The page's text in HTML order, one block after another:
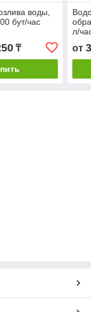
воды,
бут/час
₸
л/
от